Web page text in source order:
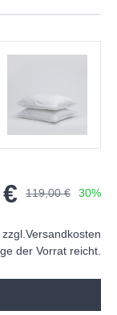
119,00 € 30%
Versandkosten
der Vorrat reicht.